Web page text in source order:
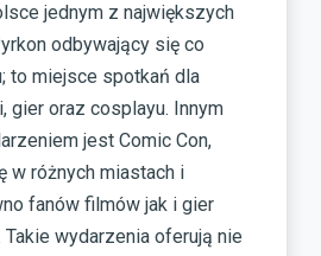
jednym z największych
odbywający się co
to miejsce spotkań dla
gier oraz cosplayu. Innym
jest Comic Con,
w różnych miastach i
fanów filmów jak i gier
wydarzenia oferują nie